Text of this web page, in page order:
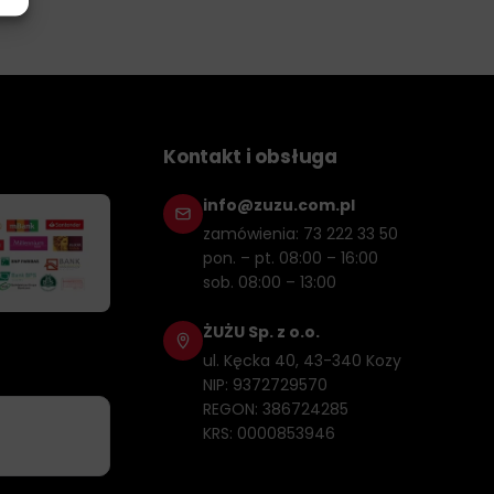
Kontakt i obsługa
info@zuzu.com.pl
zamówienia: 73 222 33 50
pon. – pt. 08:00 – 16:00
sob. 08:00 – 13:00
ŻUŻU Sp. z o.o.
ul. Kęcka 40, 43-340 Kozy
NIP: 9372729570
REGON: 386724285
KRS: 0000853946